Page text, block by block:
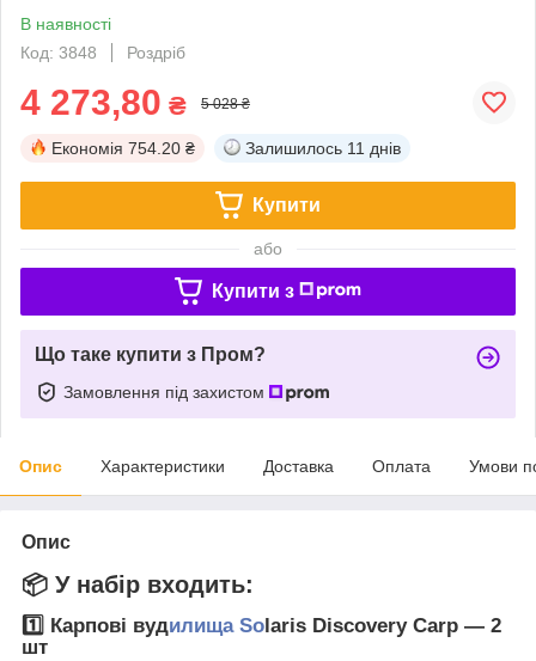
В наявності
Код: 3848
Роздріб
4 273,80 ₴ 5 028 ₴
Економія 754.20 ₴ Залишилось 11 днів
Купити
або
Купити з
Що таке купити з Пром?
Замовлення під захистом
Опис Характеристики Доставка Оплата Умови
Опис
📦 У набір входить:
1️⃣ Карпові вудилища So laris Discovery Carp — 2
шт